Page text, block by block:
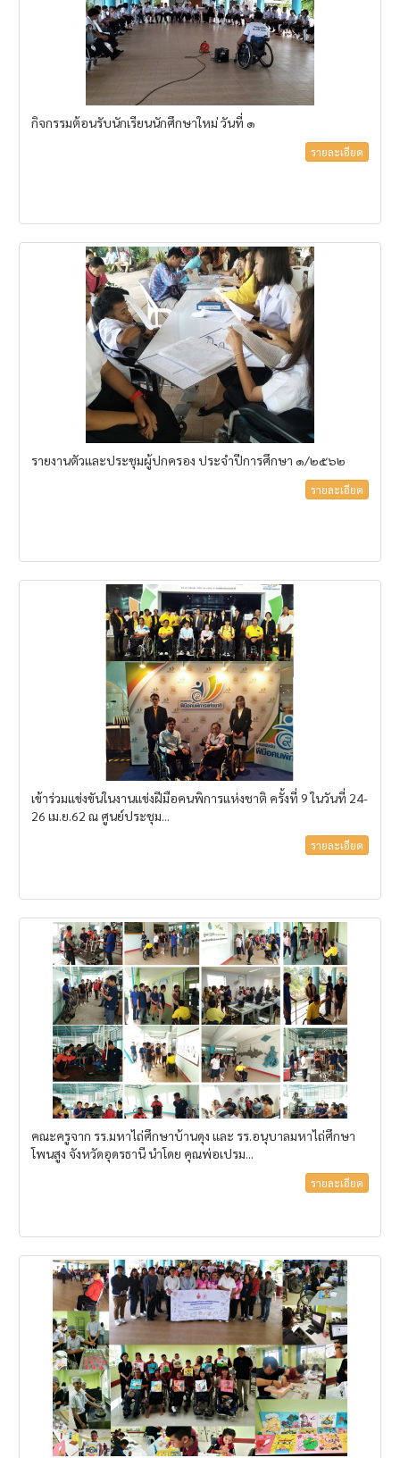
กิจกรรมต้อนรับนักเรียนนักศึกษาใหม่ วันที่ ๑
รายละเอียด
รายงานตัวและประชุมผู้ปกครอง ประจำปีการศึกษา ๑/๒๕๖๒
รายละเอียด
เข้าร่วมแข่งขันในงานแข่งฝีมือคนพิการแห่งชาติ ครั้งที่ 9 ในวันที่ 24-
26 เม.ย.62 ณ ศูนย์ประชุม...
รายละเอียด
คณะครูจาก รร.มหาไถ่ศึกษาบ้านดุง และ รร.อนุบาลมหาไถ่ศึกษา
โพนสูง จังหวัดอุดรธานี นำโดย คุณพ่อเปรม...
รายละเอียด